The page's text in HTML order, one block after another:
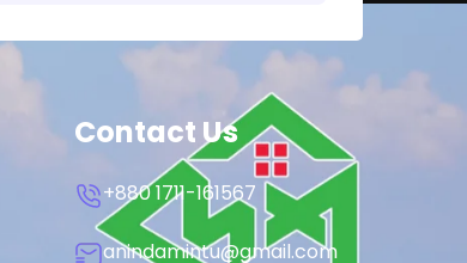
Contact Us
+880 1711-161567
anindamintu@gmail.com